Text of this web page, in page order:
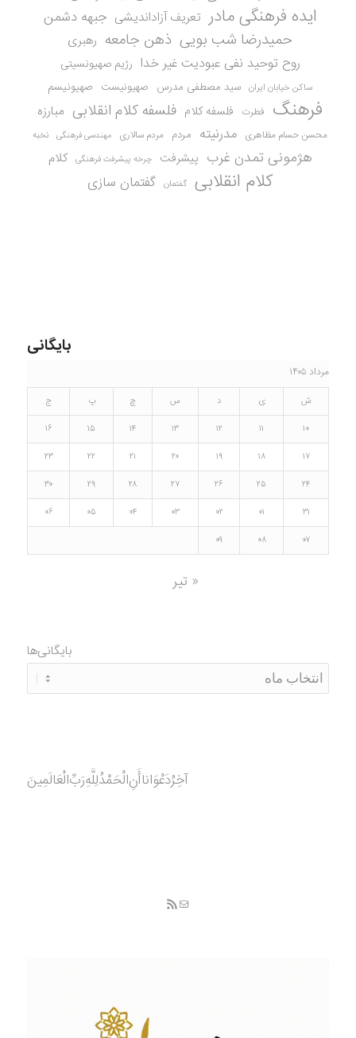
ایده فرهنگی مادر تعریف آزاداندیشی جبهه دشمن
حمیدرضا شب بویی ذهن جامعه رهبری
روح توحید نفی عبودیت غیر خدا رژیم صهیونسیتی
ساکن خیابان ایران سید مصطفی مدرس صهیونیست صهیونیسم
فرهنگ فطرت فلسفه کلام فلسفه کلام انقلابی مبارزه
محسن حسام مظاهری مدرنیته مردم مردم سالاری مهندسی فرهنگی نخبه
هژمونی تمدن غرب پیشرفت چرخه پیشرفت فرهنگی کلام
کلام انقلابی گفتمان گفتمان سازی
بایگانی
مرداد ۱۴۰۵
ش ی د س چ پ
ج
۱۰
۱۱ ۱۲ ۱۳ ۱۴ ۱۵
۱۶
۱۷
۱۸ ۱۹ ۲۰ ۲۱ ۲۲
۲۳
۲۴
۲۵ ۲۶ ۲۷ ۲۸ ۲۹
۳۰
۳۱
۰۱ ۰۲ ۰۳ ۰۴ ۰۵
۰۶
۰۷
۰۸ ۰۹
« تیر
بایگانی‌ها
آخِرُدَعْوَانا‌أَنِ‌الْحَمْدُ‌‌‌لِلَّهِ‌رَبِّ‌الْعَالَمِينَ